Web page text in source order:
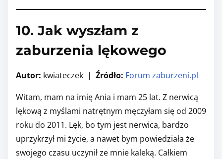
10. Jak wyszłam z
zaburzenia lękowego
Autor: kwiateczek | Źródło: Forum zaburzeni.pl
Witam, mam na imię Ania i mam 25 lat. Z nerwicą
lękową z myślami natrętnym męczyłam się od 2009
roku do 2011. Lęk, bo tym jest nerwica, bardzo
uprzykrzył mi życie, a nawet bym powiedziała że
swojego czasu uczynił ze mnie kaleką. Całkiem